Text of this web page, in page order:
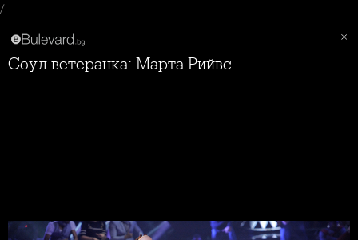
/
Соул ветеранка: Марта Рийвс